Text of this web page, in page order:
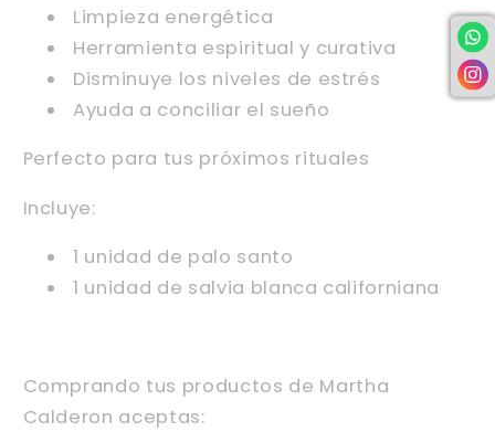
Limpieza energética
Herramienta espiritual y curativa
Disminuye los niveles de estrés
Ayuda a conciliar el sueño
Perfecto para tus próximos rituales
Incluye:
1 unidad de palo santo
1 unidad de salvia blanca californiana
Comprando tus productos de Martha
Calderon aceptas: